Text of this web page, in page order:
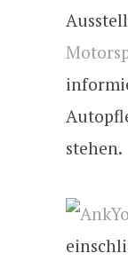
stehen.